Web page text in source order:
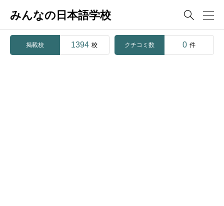
みんなの日本語学校 
掲載校 1394 校 クチコミ数 0 件